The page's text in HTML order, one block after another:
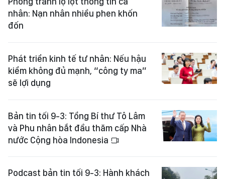
nhân: Nạn nhân nhiều phen khốn
đốn
Phát triển kinh tế tư nhân: Nếu hậu
kiểm không đủ mạnh, “công ty ma”
sẽ lợi dụng
Bản tin tối 9-3: Tổng Bí thư Tô Lâm
và Phu nhân bắt đầu thăm cấp Nhà
nước Cộng hòa Indonesia
Podcast bản tin tối 9-3: Hành khách